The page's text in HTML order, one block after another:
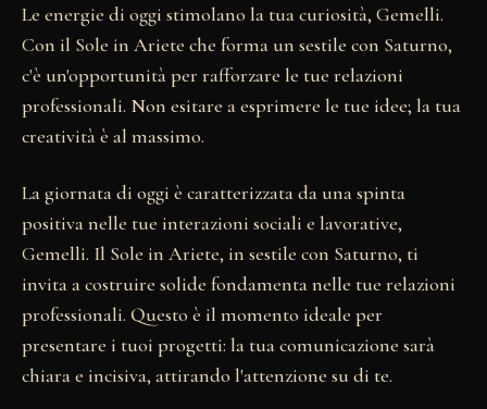
Le energie di oggi stimolano la tua curiosità, Gemelli.
Con il Sole in Ariete che forma un sestile con Saturno,
c'è un'opportunità per rafforzare le tue relazioni
professionali. Non esitare a esprimere le tue idee; la tua
creatività è al massimo.
La giornata di oggi è caratterizzata da una spinta
positiva nelle tue interazioni sociali e lavorative,
Gemelli. Il Sole in Ariete, in sestile con Saturno, ti
invita a costruire solide fondamenta nelle tue relazioni
professionali. Questo è il momento ideale per
presentare i tuoi progetti: la tua comunicazione sarà
chiara e incisiva, attirando l'attenzione su di te.